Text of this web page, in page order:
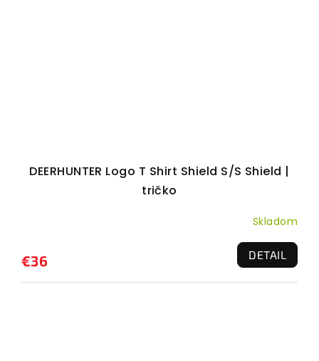
DEERHUNTER Logo T Shirt Shield S/S Shield |
tričko
Skladom
€36 DETAIL